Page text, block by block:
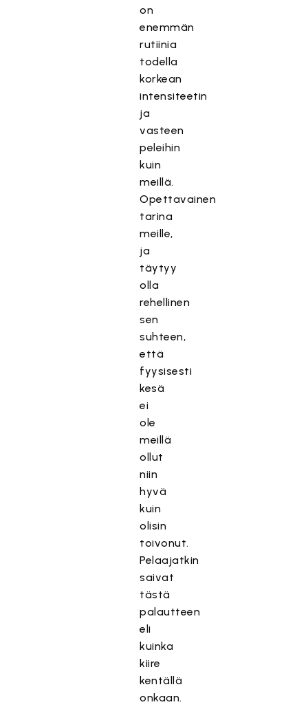
on
enemmän
rutiinia
todella
korkean
intensiteetin
ja
vasteen
peleihin
kuin
meillä.
Opettavainen
tarina
meille,
ja
täytyy
olla
rehellinen
sen
suhteen,
että
fyysisesti
kesä
ei
ole
meillä
ollut
niin
hyvä
kuin
olisin
toivonut.
Pelaajatkin
saivat
tästä
palautteen
eli
kuinka
kiire
kentällä
onkaan.